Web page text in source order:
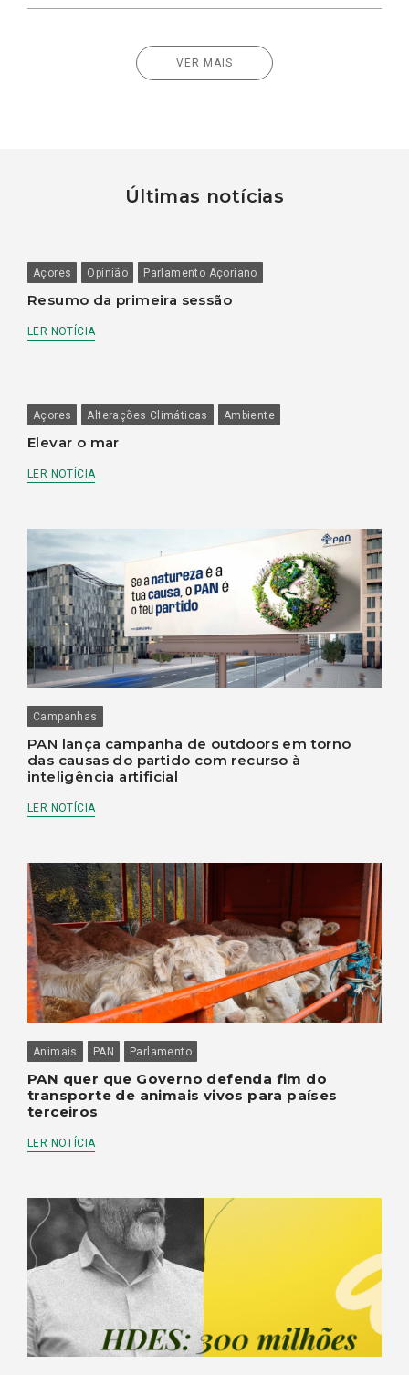
VER MAIS
Últimas notícias
Açores Opinião Parlamento Açoriano
Resumo da primeira sessão
LER NOTÍCIA
Açores Alterações Climáticas Ambiente
Elevar o mar
LER NOTÍCIA
Campanhas
PAN lança campanha de outdoors em torno
das causas do partido com recurso à
inteligência artificial
LER NOTÍCIA
Animais PAN Parlamento
PAN quer que Governo defenda fim do
transporte de animais vivos para países
terceiros
LER NOTÍCIA